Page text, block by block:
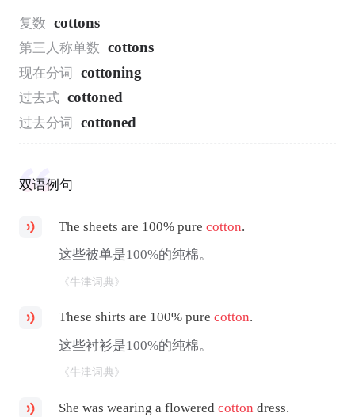
复数 cottons
第三人称单数 cottons
现在分词 cottoning
过去式 cottoned
过去分词 cottoned
双语例句
The sheets are 100% purecotton.
这些被单是100%的纯棉。
《牛津词典》
These shirts are 100% purecotton.
这些衬衫是100%的纯棉。
《牛津词典》
She was wearing a floweredcotton dress.